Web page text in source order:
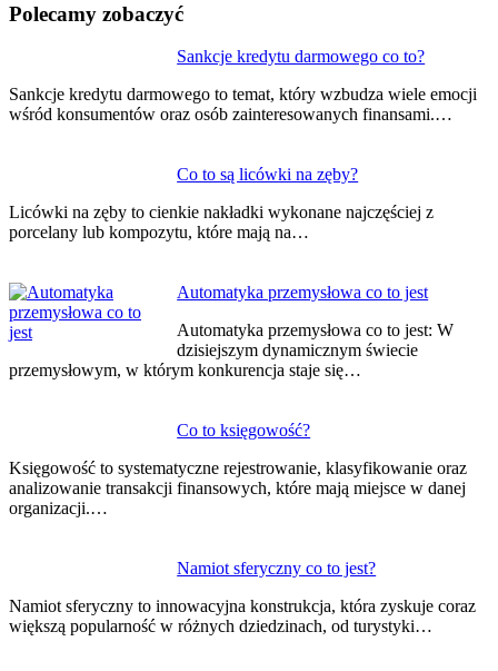
Polecamy zobaczyć
Sankcje kredytu darmowego co to?
Sankcje kredytu darmowego to temat, który wzbudza wiele emocji
wśród konsumentów oraz osób zainteresowanych finansami.…
Co to są licówki na zęby?
Licówki na zęby to cienkie nakładki wykonane najczęściej z
porcelany lub kompozytu, które mają na…
Automatyka przemysłowa co to jest
Automatyka przemysłowa co to jest: W
dzisiejszym dynamicznym świecie
przemysłowym, w którym konkurencja staje się…
Co to księgowość?
Księgowość to systematyczne rejestrowanie, klasyfikowanie oraz
analizowanie transakcji finansowych, które mają miejsce w danej
organizacji.…
Namiot sferyczny co to jest?
Namiot sferyczny to innowacyjna konstrukcja, która zyskuje coraz
większą popularność w różnych dziedzinach, od turystyki…
wpisu